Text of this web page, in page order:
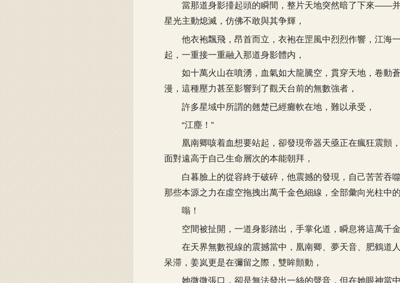
當那道身影擡起頭的瞬間，整片天地突然暗了下來——并
星光主動熄滅，仿佛不敢與其争輝，
他衣袍飄飛，昂首而立，衣袍在罡風中烈烈作響，江海
起，一重接一重融入那道身影體内，
如十萬火山在噴湧，血氣如大龍騰空，貫穿天地，卷動
漫，這種壓力甚至影響到了觀天台前的無數強者，
許多星域中所謂的翹楚已經癱軟在地，難以承受，
“江塵！”
凰南卿咳着血想要站起，卻發現帝器天亟正在瘋狂震顫
面對遠高于自己生命層次的本能朝拜，
白暮臉上的從容終于破碎，他震撼的發現，自己苦苦吞噬
那些本源之力在虛空拖拽出萬千金色細線，全部彙向光柱中
嗡！
空間被扯開，一道身影踏出，手掌化道，瞬息将這萬千金
在天界無數視線的震撼當中，凰南卿、夢天音、肥鶴道
呆滞，姜岚更是在彌留之際，雙眸顫動，
她微微張口，卻是無法發出一絲的聲音，但在她眼神當